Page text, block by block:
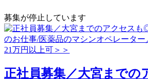
募集が停止しています
正社員募集／大宮まで